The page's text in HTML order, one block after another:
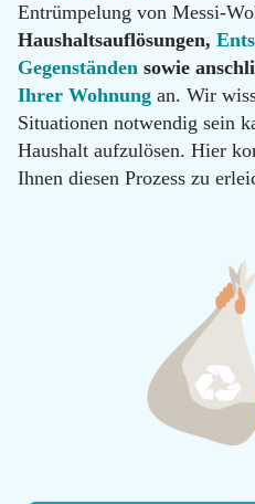
Entrümpelung von Messi-
Haushaltsauflösungen,
Gegenständen sowie
Ihrer Wohnung an. Wir
Situationen notwendig sein
Haushalt aufzulösen. Hier
Ihnen diesen Prozess zu